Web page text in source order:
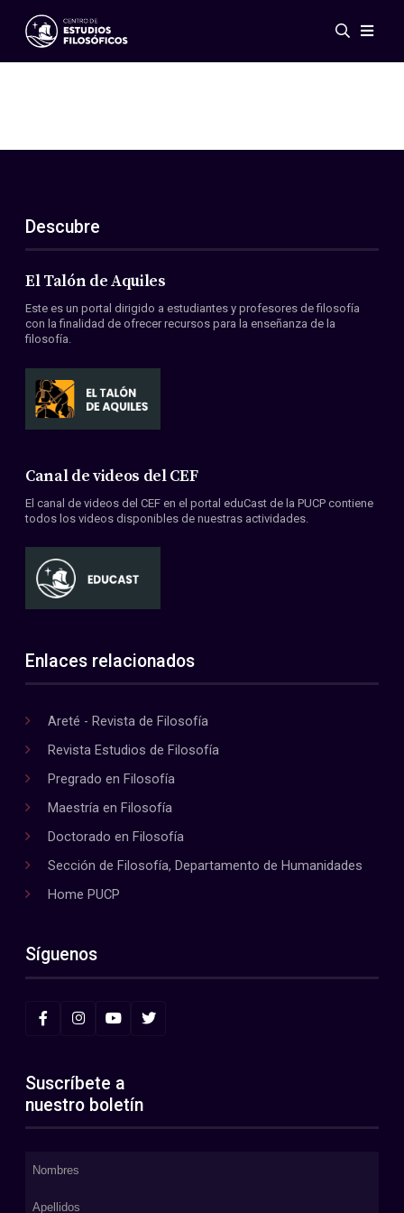
Eventos
ES
EN
Acerca de nosotros
Miembros
Convenios
Descubre
El Talón de Aquiles
Este es un portal dirigido a estudiantes y profesores de filosofía
con la finalidad de ofrecer recursos para la enseñanza de la
filosofía.
Canal de videos del CEF
El canal de videos del CEF en el portal eduCast de la PUCP contiene
todos los videos disponibles de nuestras actividades.
Enlaces relacionados
Areté - Revista de Filosofía
Revista Estudios de Filosofía
Pregrado en Filosofía
Maestría en Filosofía
Doctorado en Filosofía
Sección de Filosofía, Departamento de Humanidades
Home PUCP
Síguenos
Suscríbete a
nuestro boletín